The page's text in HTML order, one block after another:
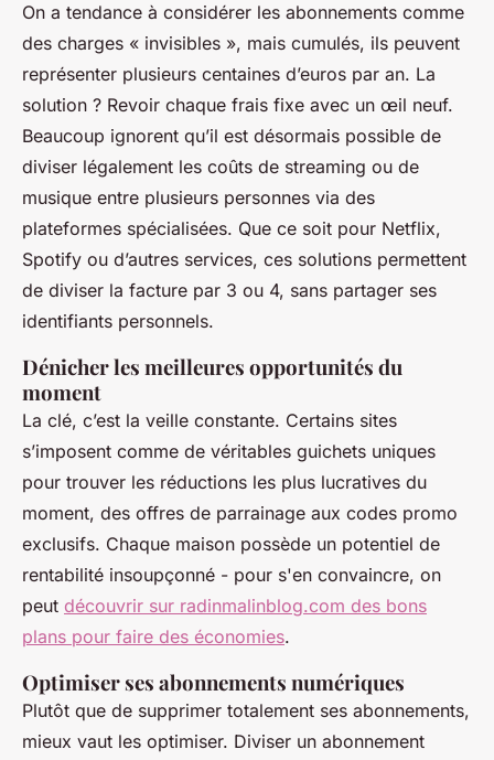
On a tendance à considérer les abonnements comme
des charges « invisibles », mais cumulés, ils peuvent
représenter plusieurs centaines d’euros par an. La
solution ? Revoir chaque frais fixe avec un œil neuf.
Beaucoup ignorent qu’il est désormais possible de
diviser légalement les coûts de streaming ou de
musique entre plusieurs personnes via des
plateformes spécialisées. Que ce soit pour Netflix,
Spotify ou d’autres services, ces solutions permettent
de diviser la facture par 3 ou 4, sans partager ses
identifiants personnels.
Dénicher les meilleures opportunités du
moment
La clé, c’est la veille constante. Certains sites
s’imposent comme de véritables guichets uniques
pour trouver les réductions les plus lucratives du
moment, des offres de parrainage aux codes promo
exclusifs. Chaque maison possède un potentiel de
rentabilité insoupçonné - pour s'en convaincre, on
peut découvrir sur radinmalinblog.com des bons
plans pour faire des économies.
Optimiser ses abonnements numériques
Plutôt que de supprimer totalement ses abonnements,
mieux vaut les optimiser. Diviser un abonnement